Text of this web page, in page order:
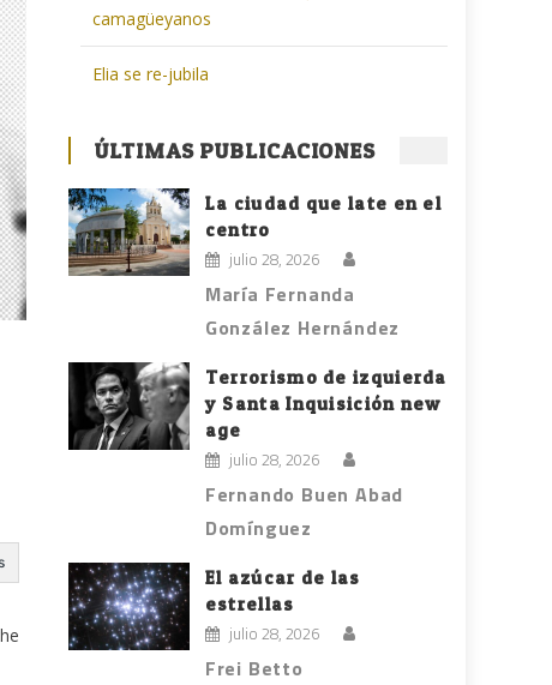
camagüeyanos
Elia se re-jubila
ÚLTIMAS PUBLICACIONES
La ciudad que late en el
centro
julio 28, 2026
María Fernanda
González Hernández
Terrorismo de izquierda
y Santa Inquisición new
age
julio 28, 2026
Fernando Buen Abad
Domínguez
El azúcar de las
estrellas
julio 28, 2026
Frei Betto